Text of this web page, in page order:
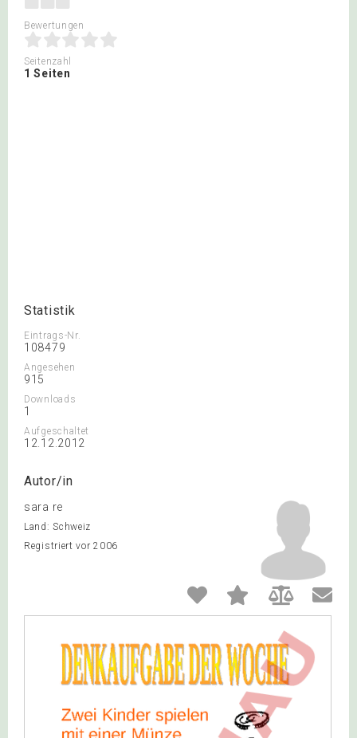
Bewertungen
Seitenzahl
1 Seiten
Statistik
Eintrags-Nr.
108479
Angesehen
915
Downloads
1
Aufgeschaltet
12.12.2012
Autor/in
sara re
Land: Schweiz
Registriert vor 2006